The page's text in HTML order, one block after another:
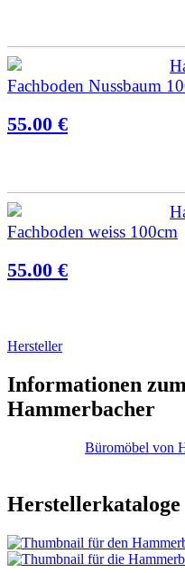
Fachboden Nussbaum
55.00 €
Fachboden weiss 100cm
55.00 €
Hersteller
Informationen
Hammerbacher
Büromöbel von
Herstellerkataloge